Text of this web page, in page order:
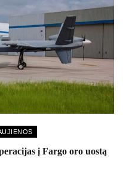
į Fargo oro uostą